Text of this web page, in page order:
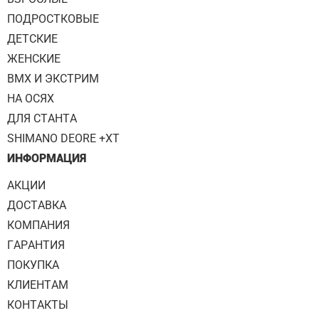
ПОДРОСТКОВЫЕ
ДЕТСКИЕ
ЖЕНСКИЕ
BMX И ЭКСТРИМ
НА ОСЯХ
ДЛЯ СТАНТА
SHIMANO DEORE +XT
ИНФОРМАЦИЯ
АКЦИИ
ДОСТАВКА
КОМПАНИЯ
ГАРАНТИЯ
ПОКУПКА
КЛИЕНТАМ
КОНТАКТЫ